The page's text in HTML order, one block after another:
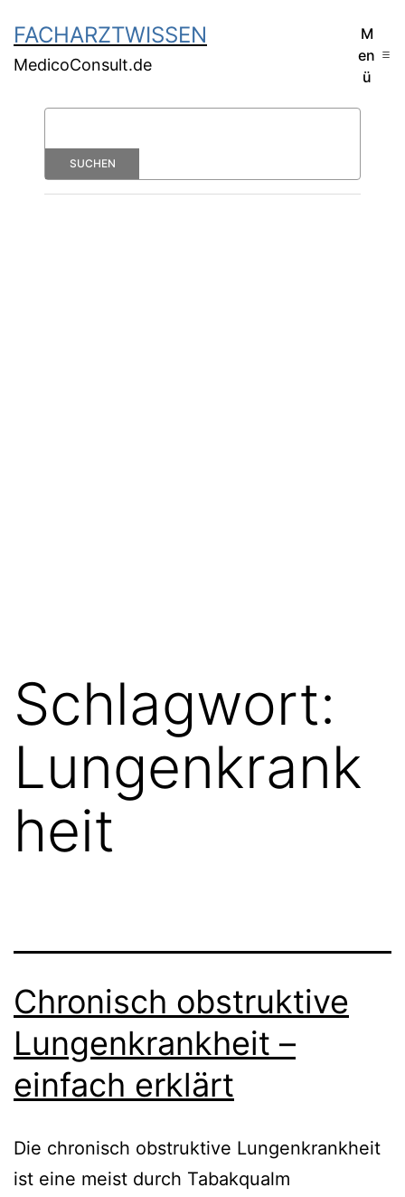
FACHARZTWISSEN
MedicoConsult.de
M
en
ü
Schlagwort:
Lungenkrank
heit
Chronisch obstruktive
Lungenkrankheit –
einfach erklärt
Die chronisch obstruktive Lungenkrankheit
ist eine meist durch Tabakqualm